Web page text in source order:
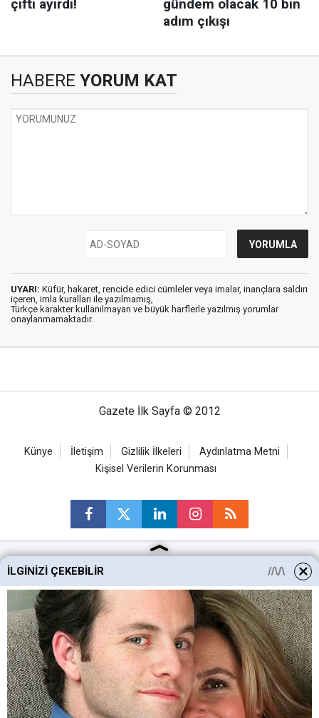
HABERE YORUM KAT
UYARI: Küfür, hakaret, rencide edici cümleler veya imalar, inançlara saldırı
içeren, imla kuralları ile yazılmamış,
Türkçe karakter kullanılmayan ve büyük harflerle yazılmış yorumlar
onaylanmamaktadır.
Gazete İlk Sayfa © 2012
Künye İletişim Gizlilik İlkeleri
Aydınlatma Metni
Kişisel Verilerin Korunması
Ankara Haberleri
Keçiören Haberleri
Altındağ Haberleri
Sincan Haberleri
Mamak Haberleri
İLGINIZI ÇEKEBILIR